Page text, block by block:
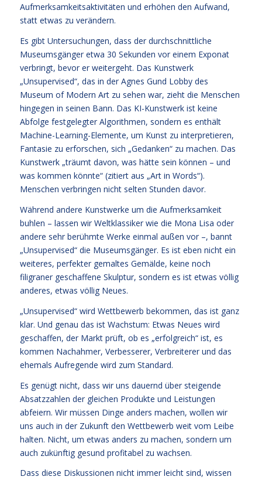
Aufmerksamkeitsaktivitäten und erhöhen den Aufwand,
statt etwas zu verändern.
Es gibt Untersuchungen, dass der durchschnittliche
Museumsgänger etwa 30 Sekunden vor einem Exponat
verbringt, bevor er weitergeht. Das Kunstwerk
„Unsupervised“, das in der Agnes Gund Lobby des
Museum of Modern Art zu sehen war, zieht die Menschen
hingegen in seinen Bann. Das KI-Kunstwerk ist keine
Abfolge festgelegter Algorithmen, sondern es enthält
Machine-Learning-Elemente, um Kunst zu interpretieren,
Fantasie zu erforschen, sich „Gedanken“ zu machen. Das
Kunstwerk „träumt davon, was hätte sein können – und
was kommen könnte“ (zitiert aus „Art in Words“).
Menschen verbringen nicht selten Stunden davor.
Während andere Kunstwerke um die Aufmerksamkeit
buhlen – lassen wir Weltklassiker wie die Mona Lisa oder
andere sehr berühmte Werke einmal außen vor –, bannt
„Unsupervised“ die Museumsgänger. Es ist eben nicht ein
weiteres, perfekter gemaltes Gemälde, keine noch
filigraner geschaffene Skulptur, sondern es ist etwas völlig
anderes, etwas völlig Neues.
„Unsupervised“ wird Wettbewerb bekommen, das ist ganz
klar. Und genau das ist Wachstum: Etwas Neues wird
geschaffen, der Markt prüft, ob es „erfolgreich“ ist, es
kommen Nachahmer, Verbesserer, Verbreiterer und das
ehemals Aufregende wird zum Standard.
Es genügt nicht, dass wir uns dauernd über steigende
Absatzzahlen der gleichen Produkte und Leistungen
abfeiern. Wir müssen Dinge anders machen, wollen wir
uns auch in der Zukunft den Wettbewerb weit vom Leibe
halten. Nicht, um etwas anders zu machen, sondern um
auch zukünftig gesund profitabel zu wachsen.
Dass diese Diskussionen nicht immer leicht sind, wissen